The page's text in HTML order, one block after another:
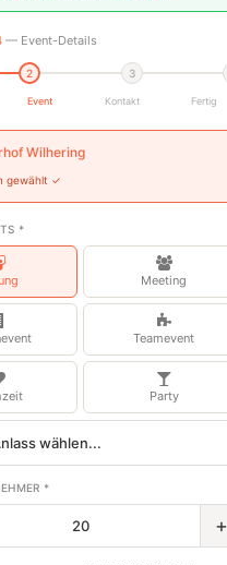
— Event-Details
2 3
Event Kontakt Fertig
Wilhering
gewählt ✓
*
Meeting
Teamevent
Party
*
+